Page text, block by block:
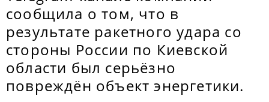
сообщила о том, что в
результате ракетного удара со
стороны России по Киевской
области был серьёзно
повреждён объект энергетики.